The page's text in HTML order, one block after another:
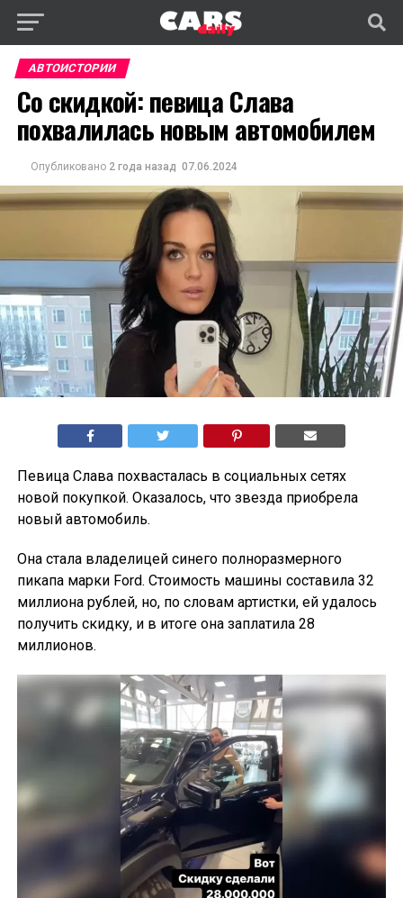
АВТОИСТОРИИ
Со скидкой: певица Слава
похвалилась новым автомобилем
Опубликовано 2 года назад 07.06.2024
Певица Слава похвасталась в социальных сетях
новой покупкой. Оказалось, что звезда приобрела
новый автомобиль.
Она стала владелицей синего полноразмерного
пикапа марки Ford. Стоимость машины составила 32
миллиона рублей, но, по словам артистки, ей удалось
получить скидку, и в итоге она заплатила 28
миллионов.